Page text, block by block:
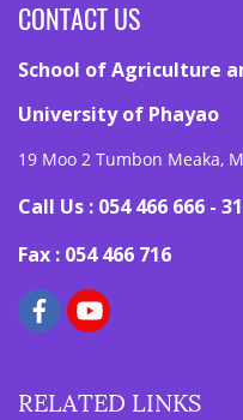
CONTACT US
School of Agriculture
University of Phayao
19 Moo 2 Tumbon Meaka,
Call Us : 054 466 666 -
Fax : 054 466 716
RELATED LINKS